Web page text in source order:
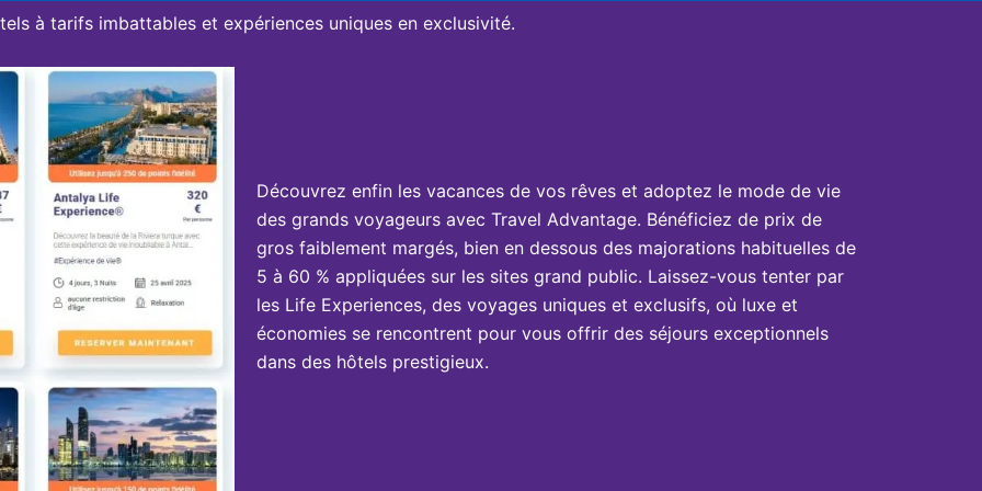
à tarifs imbattables et expériences uniques en exclusivité.
Découvrez enfin les vacances de vos rêves et adoptez le mode de vie
des grands voyageurs avec Travel Advantage. Bénéficiez de prix de
gros faiblement margés, bien en dessous des majorations habituelles de
5 à 60 % appliquées sur les sites grand public. Laissez-vous tenter par
les Life Experiences, des voyages uniques et exclusifs, où luxe et
économies se rencontrent pour vous offrir des séjours exceptionnels
dans des hôtels prestigieux.